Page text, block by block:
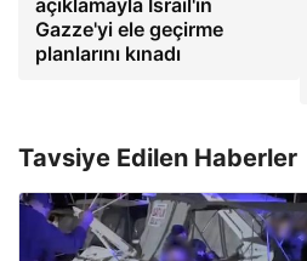
açıklamayla İsrail'in
Gazze'yi ele geçirme
planlarını kınadı
Tavsiye Edilen Haberler